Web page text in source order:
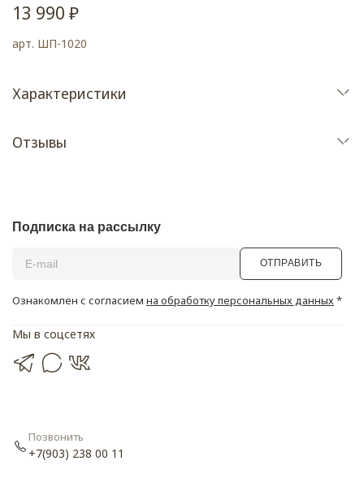
арт. ШП-1020
13 990 ₽
Характеристики
Отзывы
Подписка на рассылку
ОТПРАВИТЬ
Ознакомлен с согласием на обработку персональных данных*
Мы в соцсетях
Позвонить
+7(903) 238 00 11